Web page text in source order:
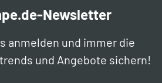
Newsletter
anmelden und immer die
und Angebote sichern!